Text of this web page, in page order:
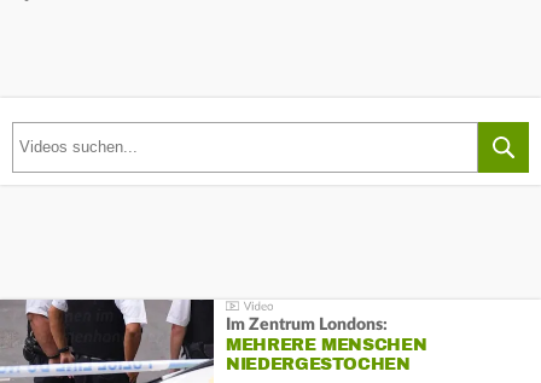
Im Zentrum Londons:
MEHRERE MENSCHEN
NIEDERGESTOCHEN